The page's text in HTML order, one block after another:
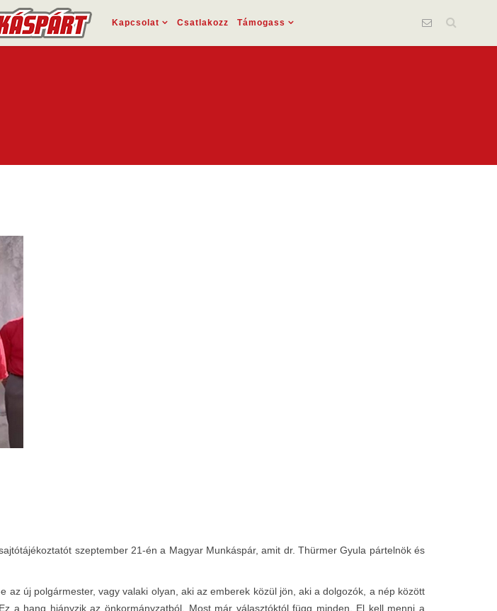
Kapcsolat Csatlakozz Támogass
szeptember 21-én a Magyar Munkáspár, amit dr. Thürmer Gyula pártelnök és
új polgármester, vagy valaki olyan, aki az emberek közül jön, aki a dolgozók, a nép között
a hang hiányzik az önkormányzatból. Most már választóktól függ minden. El kell menni a